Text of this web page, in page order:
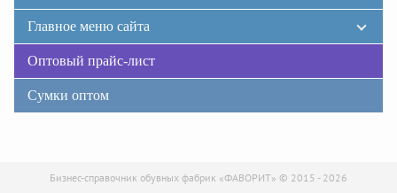
Главное меню сайта
Оптовый прайс-лист
Сумки оптом
Бизнес-справочник обувных фабрик «ФАВОРИТ» © 2015 - 2026